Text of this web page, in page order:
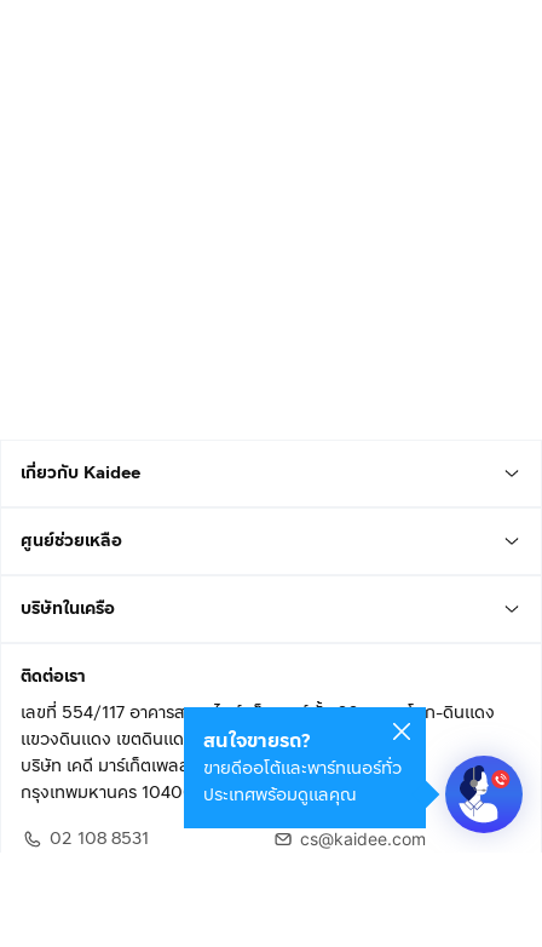
เกี่ยวกับ Kaidee
ศูนย์ช่วยเหลือ
บริษัทในเครือ
ติดต่อเรา
เลขที่ 554/117 อาคารสกายไนน์ เซ็นเตอร์ ชั้น 22 ถนนอโศก-ดินแดง
แขวงดินแดง เขตดินแดง
บริษัท เคดี มาร์เก็ตเพลส จำกัด (สำนักงานใหญ่)
กรุงเทพมหานคร 10400
02 108 8531
cs@kaidee.com
สนใจขายรถ?
ขายดีออโต้และพาร์ทเนอร์ทั่ว
ประเทศพร้อมดูแลคุณ